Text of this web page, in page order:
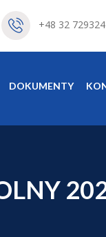
+48 32
DOKUMENTY